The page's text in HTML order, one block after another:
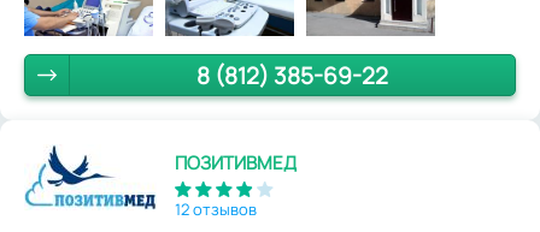
8 (812) 385-69-22
ПОЗИТИВМЕД
12 отзывов